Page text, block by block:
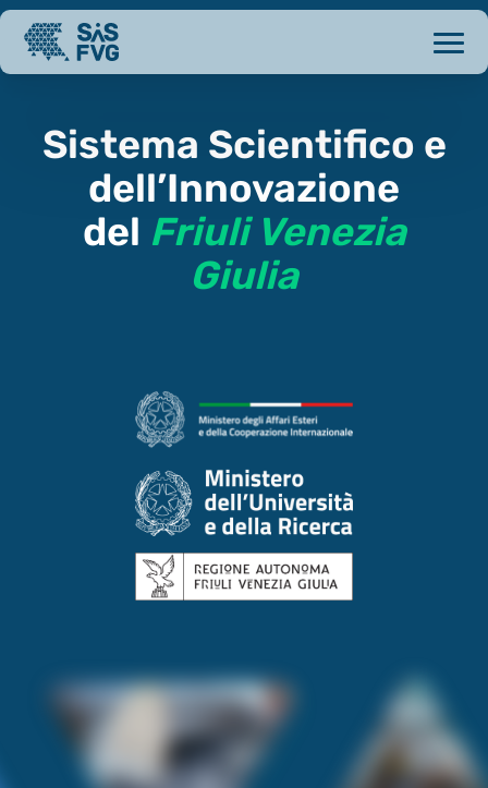
Sistema Scientifico e
dell’Innovazione
del Friuli Venezia
Giulia